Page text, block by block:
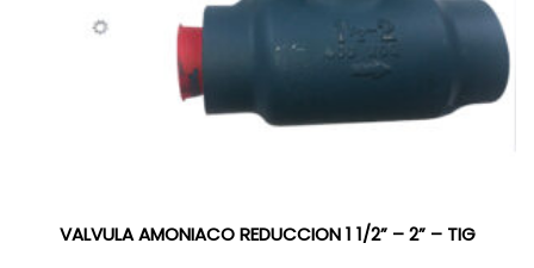
VALVULA AMONIACO REDUCCION 1 1/2” – 2” – TIG